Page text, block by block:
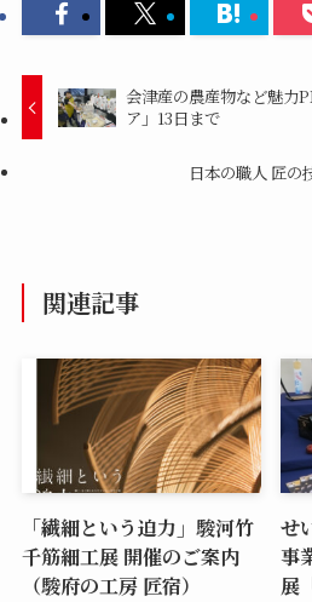
会津産の農産物など魅力
ア」13日まで
日本の職人 匠の
関連記事
「繊細という迫力」駿河竹
千筋細工展 開催のご案内
（駿府の工房 匠宿）
せ
事
展